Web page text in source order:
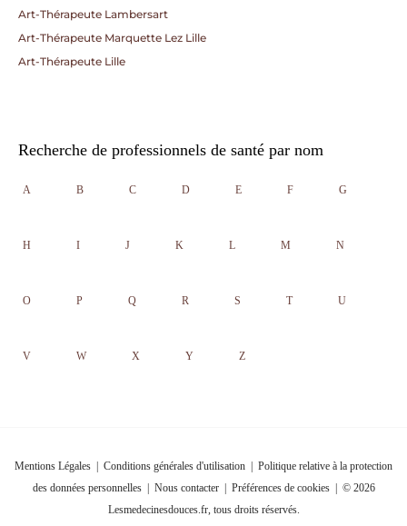
Art-Thérapeute Lambersart
Art-Thérapeute Marquette Lez Lille
Art-Thérapeute Lille
Recherche de professionnels de santé par nom
A B C D E F G
H I J K L M N
O P Q R S T U
V W X Y Z
Mentions Légales Conditions générales d'utilisation
Politique relative à la protection
des données personnelles| Nous contacter| Préférences de cookies| © 2026
Lesmedecinesdouces.fr, tous droits réservés.